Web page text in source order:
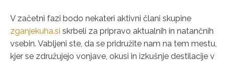
V začetni fazi bodo nekateri aktivni člani skupine
zganjekuha.si skrbeli za pripravo aktualnih in natančnih
vsebin. Vabljeni ste, da se pridružite nam na tem mestu,
kjer se združujejo vonjave, okusi in izkušnje destilacije v